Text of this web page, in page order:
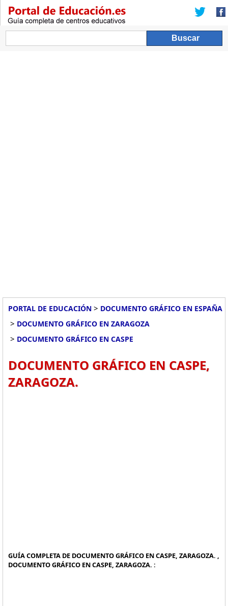
PORTAL DE EDUCACIÓN > DOCUMENTO GRÁFICO EN ESPAÑA
> DOCUMENTO GRÁFICO EN ZARAGOZA
> DOCUMENTO GRÁFICO EN CASPE
DOCUMENTO GRÁFICO EN CASPE,
ZARAGOZA.
GUÍA COMPLETA DE DOCUMENTO GRÁFICO EN CASPE, ZARAGOZA. ,
DOCUMENTO GRÁFICO EN CASPE, ZARAGOZA. :